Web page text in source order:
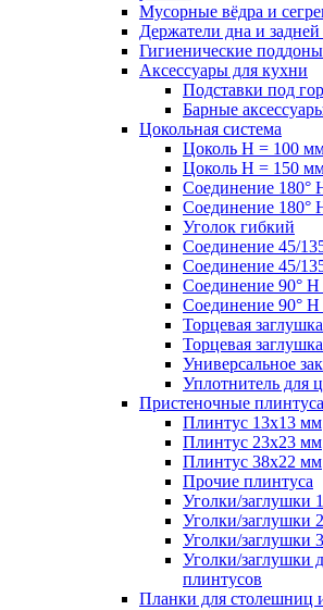
Мусорные вёдра и
Держатели дна и
Гигиенические
Аксессуары для кухни
Подставки под
Барные
Цокольная система
Цоколь H = 100
Цоколь H = 150
Соединение 180°
Соединение 180°
Уголок гибкий
Соединение 45/
Соединение 45/
Соединение 90°
Соединение 90°
Торцевая
Торцевая
Универсальное
Уплотнитель для
Пристеночные
Плинтус 13х13 мм
Плинтус 23х23 мм
Плинтус 38х22 мм
Прочие плинтуса
Уголки/заглушки
Уголки/заглушки
Уголки/заглушки
Уголки/заглушки
плинтусов
Планки для столешниц